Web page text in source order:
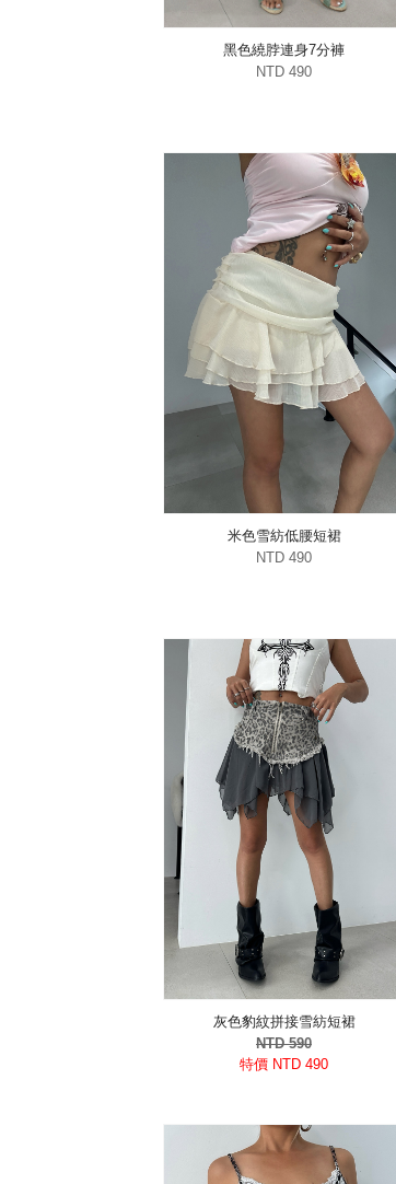
黑色繞脖連身7分褲
NTD 490
米色雪紡低腰短裙
NTD 490
灰色豹紋拼接雪紡短裙
NTD 590
特價 NTD 490